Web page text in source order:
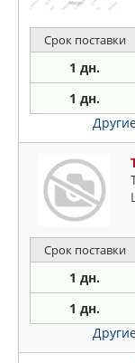
Срок поставки
1 дн.
1 дн.
Срок поставки
1 дн.
1 дн.